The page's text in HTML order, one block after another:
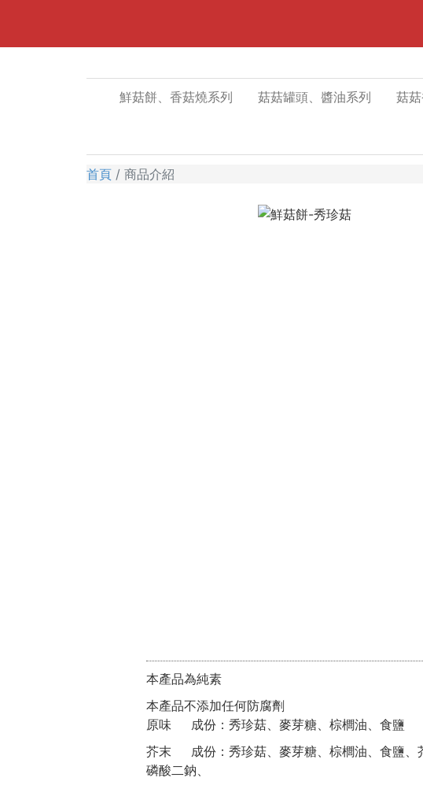
鮮菇餅、香菇燒系列 菇菇罐頭、醬油系列 菇
首頁 商品介紹
本產品為純素
本產品不添加任何防腐劑
原味 成份：秀珍菇、麥芽糖、棕櫚油、食鹽
芥末 成份：秀珍菇、麥芽糖、棕櫚油、食鹽、
磷酸二鈉、